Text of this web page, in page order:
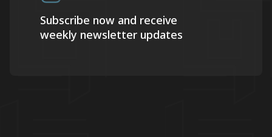
Subscribe now and receive
weekly newsletter updates